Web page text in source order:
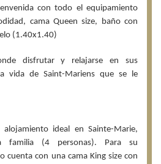
con todo el equipamiento
cama Queen size, baño con
(1.40x1.40)
disfrutar y relajarse en sus
vida de Saint-Mariens que se le
ideal en Sainte-Marie,
familia (4 personas). Para su
cuenta con una cama King size con